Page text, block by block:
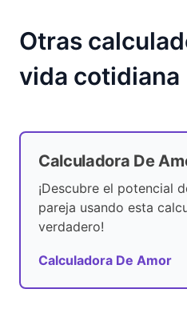
Otras
vida cotidiana
Calculadora De
¡Descubre el potencial
pareja usando esta
verdadero!
Calculadora De Amor